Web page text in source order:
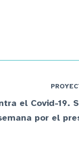
el Covid-19.
por el